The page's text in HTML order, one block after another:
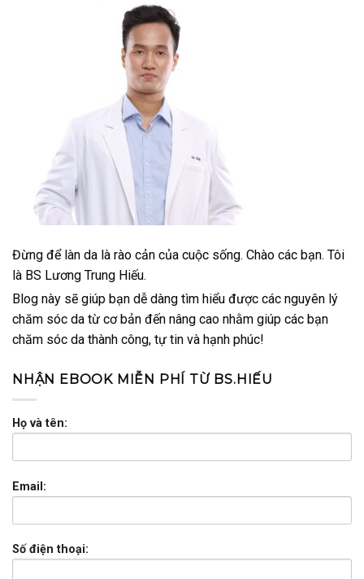
Đừng để làn da là rào cản của cuộc sống. Chào các bạn. Tôi
là BS Lương Trung Hiếu.
Blog này sẽ giúp bạn dễ dàng tìm hiểu được các nguyên lý
chăm sóc da từ cơ bản đến nâng cao nhằm giúp các bạn
chăm sóc da thành công, tự tin và hạnh phúc!
NHẬN EBOOK MIỄN PHÍ TỪ BS.HIẾU
Họ và tên:
Email:
Số điện thoại: